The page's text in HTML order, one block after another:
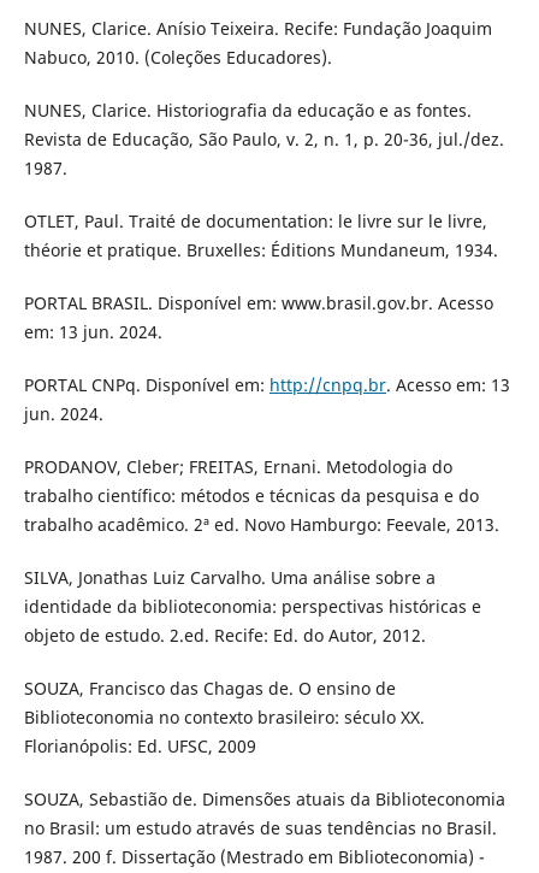
NUNES, Clarice. Anísio Teixeira. Recife: Fundação Joaquim
Nabuco, 2010. (Coleções Educadores).
NUNES, Clarice. Historiografia da educação e as fontes.
Revista de Educação, São Paulo, v. 2, n. 1, p. 20-36, jul./dez.
1987.
OTLET, Paul. Traité de documentation: le livre sur le livre,
théorie et pratique. Bruxelles: Éditions Mundaneum, 1934.
PORTAL BRASIL. Disponível em: www.brasil.gov.br. Acesso
em: 13 jun. 2024.
PORTAL CNPq. Disponível em: http://cnpq.br. Acesso em: 13
jun. 2024.
PRODANOV, Cleber; FREITAS, Ernani. Metodologia do
trabalho científico: métodos e técnicas da pesquisa e do
trabalho acadêmico. 2ª ed. Novo Hamburgo: Feevale, 2013.
SILVA, Jonathas Luiz Carvalho. Uma análise sobre a
identidade da biblioteconomia: perspectivas históricas e
objeto de estudo. 2.ed. Recife: Ed. do Autor, 2012.
SOUZA, Francisco das Chagas de. O ensino de
Biblioteconomia no contexto brasileiro: século XX.
Florianópolis: Ed. UFSC, 2009
SOUZA, Sebastião de. Dimensões atuais da Biblioteconomia
no Brasil: um estudo através de suas tendências no Brasil.
1987. 200 f. Dissertação (Mestrado em Biblioteconomia) -